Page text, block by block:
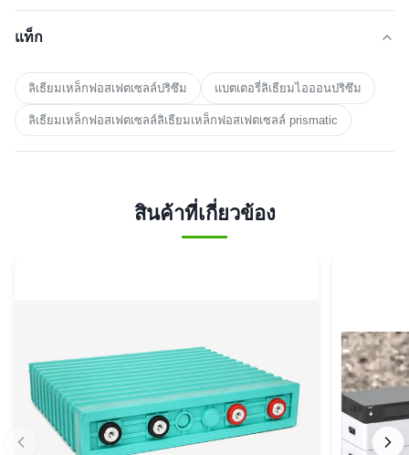
แท็ก
ลิเธียมเหล็กฟอสเฟตเซลล์ปริซึม แบตเตอรี่ลิเธียมไอออนปริซึม
ลิเธียมเหล็กฟอสเฟตเซลล์ลิเธียมเหล็กฟอสเฟตเซลล์ prismatic
สินค้าที่เกี่ยวข้อง